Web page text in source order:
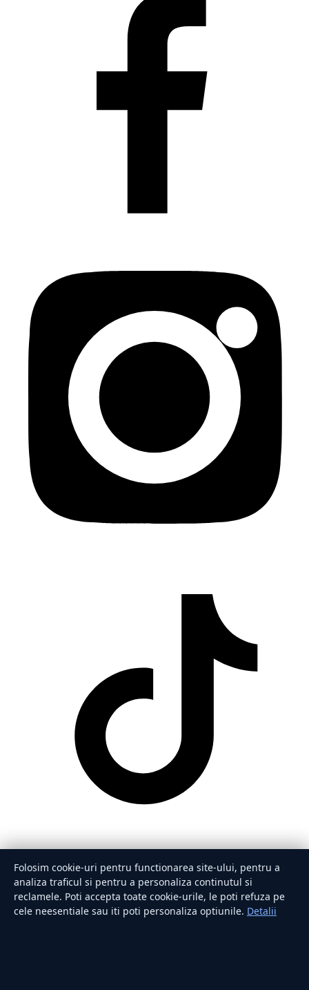
Folosim cookie-uri pentru functionarea site-ului, pentru a
analiza traficul si pentru a personaliza continutul si
reclamele. Poti accepta toate cookie-urile, le poti refuza pe
cele neesentiale sau iti poti personaliza optiunile. Detalii